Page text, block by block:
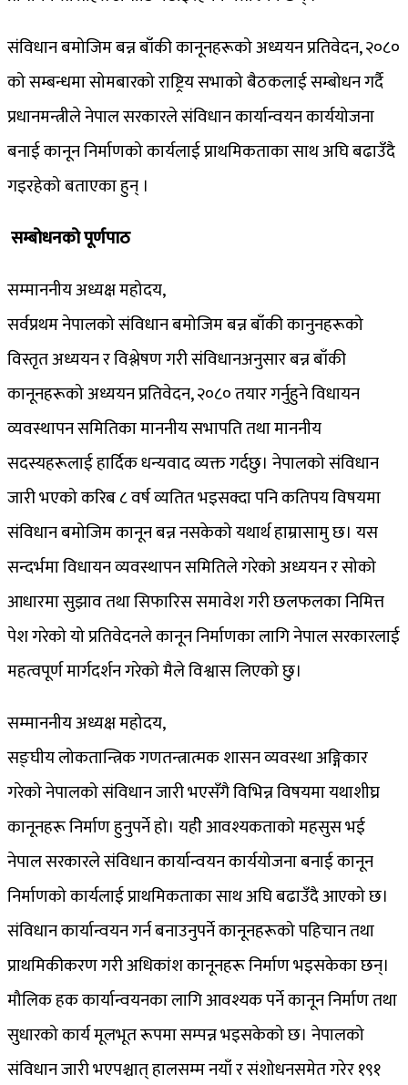
संविधान बमोजिम बन्न बाँकी कानूनहरूको अध्ययन प्रतिवेदन, २०८०
को सम्बन्धमा सोमबारको राष्ट्रिय सभाको बैठकलाई सम्बोधन गर्दै
प्रधानमन्त्रीले नेपाल सरकारले संविधान कार्यान्वयन कार्ययोजना
बनाई कानून निर्माणको कार्यलाई प्राथमिकताका साथ अघि बढाउँदै
गइरहेको बताएका हुन् ।
सम्बोधनको पूर्णपाठ
सम्माननीय अध्यक्ष महोदय,
सर्वप्रथम नेपालको संविधान बमोजिम बन्न बाँकी कानुनहरूको
विस्तृत अध्ययन र विश्लेषण गरी संविधानअनुसार बन्न बाँकी
कानूनहरूको अध्ययन प्रतिवेदन, २०८० तयार गर्नुहुने विधायन
व्यवस्थापन समितिका माननीय सभापति तथा माननीय
सदस्यहरूलाई हार्दिक धन्यवाद व्यक्त गर्दछु। नेपालको संविधान
जारी भएको करिब ८ वर्ष व्यतित भइसक्दा पनि कतिपय विषयमा
संविधान बमोजिम कानून बन्न नसकेको यथार्थ हाम्रासामु छ। यस
सन्दर्भमा विधायन व्यवस्थापन समितिले गरेको अध्ययन र सोको
आधारमा सुझाव तथा सिफारिस समावेश गरी छलफलका निमित्त
पेश गरेको यो प्रतिवेदनले कानून निर्माणका लागि नेपाल सरकारलाई
महत्वपूर्ण मार्गदर्शन गरेको मैले विश्वास लिएको छु।
सम्माननीय अध्यक्ष महोदय,
सङ्घीय लोकतान्त्रिक गणतन्त्रात्मक शासन व्यवस्था अङ्गिकार
गरेको नेपालको संविधान जारी भएसँगै विभिन्न विषयमा यथाशीघ्र
कानूनहरू निर्माण हुनुपर्ने हो। यहीे आवश्यकताको महसुस भई
नेपाल सरकारले संविधान कार्यान्वयन कार्ययोजना बनाई कानून
निर्माणको कार्यलाई प्राथमिकताका साथ अघि बढाउँदै आएको छ।
संविधान कार्यान्वयन गर्न बनाउनुपर्ने कानूनहरूको पहिचान तथा
प्राथमिकीकरण गरी अधिकांश कानूनहरू निर्माण भइसकेका छन्।
मौलिक हक कार्यान्वयनका लागि आवश्यक पर्ने कानून निर्माण तथा
सुधारको कार्य मूलभूत रूपमा सम्पन्न भइसकेको छ। नेपालको
संविधान जारी भएपश्चात् हालसम्म नयाँ र संशोधनसमेत गरेर १९१